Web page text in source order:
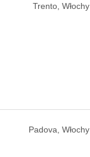
Trento, Włochy
Padova, Włochy